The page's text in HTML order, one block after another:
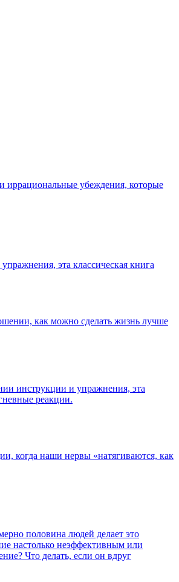
иррациональные убеждения, которые
эта классическая книга
как можно сделать жизнь лучше
инструкции и упражнения, эта
реакции.
когда наши нервы «натягиваются, как
половина людей делает это
настолько неэффективным или
Что делать, если он вдруг